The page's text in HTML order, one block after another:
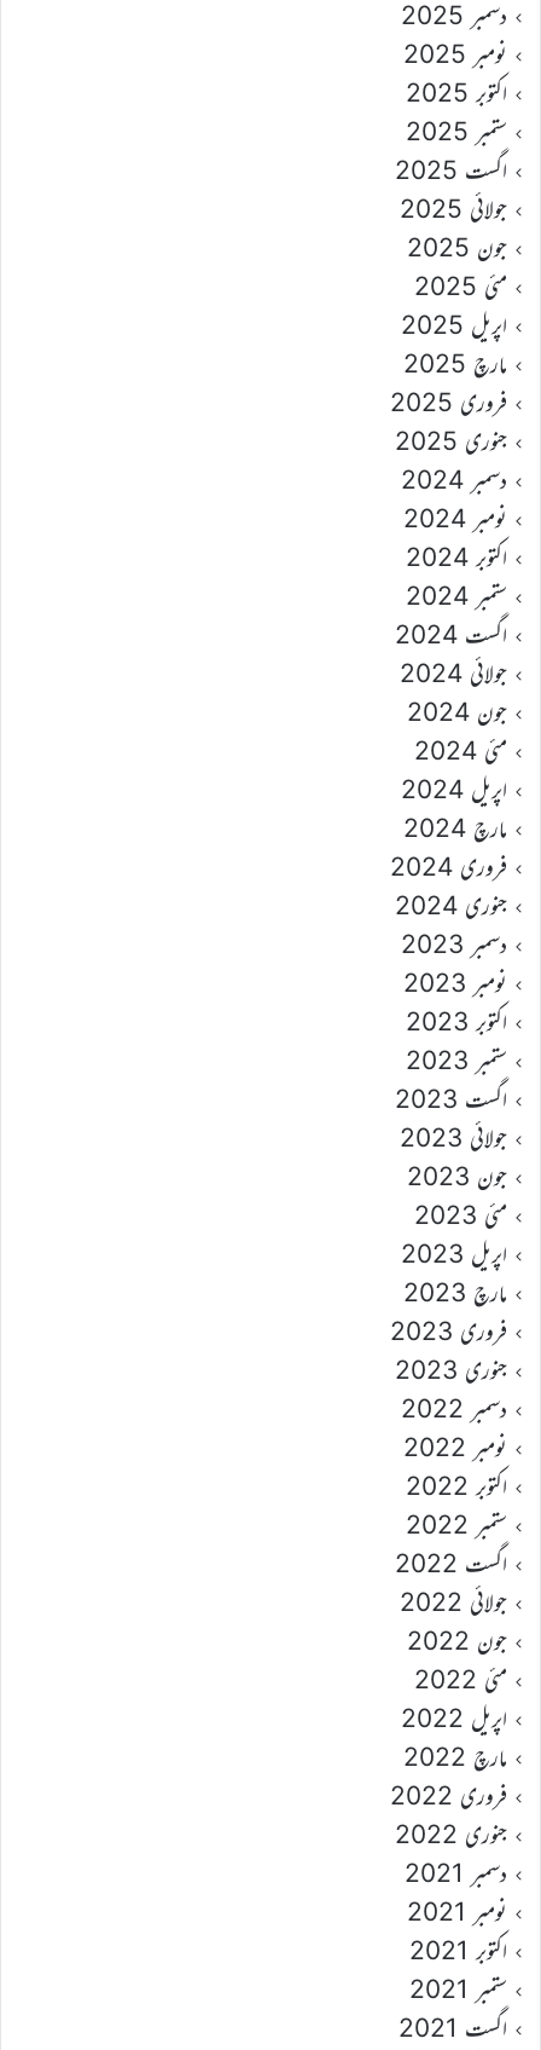
دسمبر 2025
نومبر 2025
اکتوبر 2025
ستمبر 2025
اگست 2025
جولائی 2025
جون 2025
مئی 2025
اپریل 2025
مارچ 2025
فروری 2025
جنوری 2025
دسمبر 2024
نومبر 2024
اکتوبر 2024
ستمبر 2024
اگست 2024
جولائی 2024
جون 2024
مئی 2024
اپریل 2024
مارچ 2024
فروری 2024
جنوری 2024
دسمبر 2023
نومبر 2023
اکتوبر 2023
ستمبر 2023
اگست 2023
جولائی 2023
جون 2023
مئی 2023
اپریل 2023
مارچ 2023
فروری 2023
جنوری 2023
دسمبر 2022
نومبر 2022
اکتوبر 2022
ستمبر 2022
اگست 2022
جولائی 2022
جون 2022
مئی 2022
اپریل 2022
مارچ 2022
فروری 2022
جنوری 2022
دسمبر 2021
نومبر 2021
اکتوبر 2021
ستمبر 2021
اگست 2021